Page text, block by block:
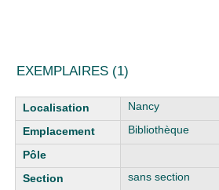
EXEMPLAIRES (1)
Liste des exemplaires
Nancy
Bibliothèque
sans section